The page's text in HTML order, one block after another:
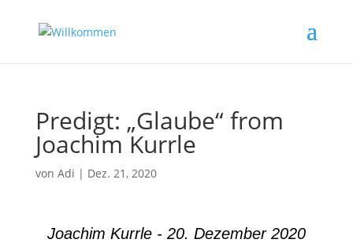
Predigt: „Glaube“ from
Joachim Kurrle
von Adi | Dez. 21, 2020
Joachim Kurrle - 20. Dezember 2020